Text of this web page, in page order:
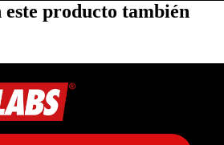
este producto también